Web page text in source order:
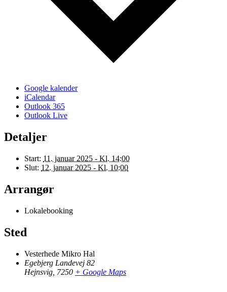
Google kalender
iCalendar
Outlook 365
Outlook Live
Detaljer
Start: 11. januar 2025 - Kl. 14:00
Slut: 12. januar 2025 - Kl. 10:00
Arrangør
Lokalebooking
Sted
Vesterhede Mikro Hal
Egebjerg Landevej 82
Hejnsvig 7250 + Google Maps